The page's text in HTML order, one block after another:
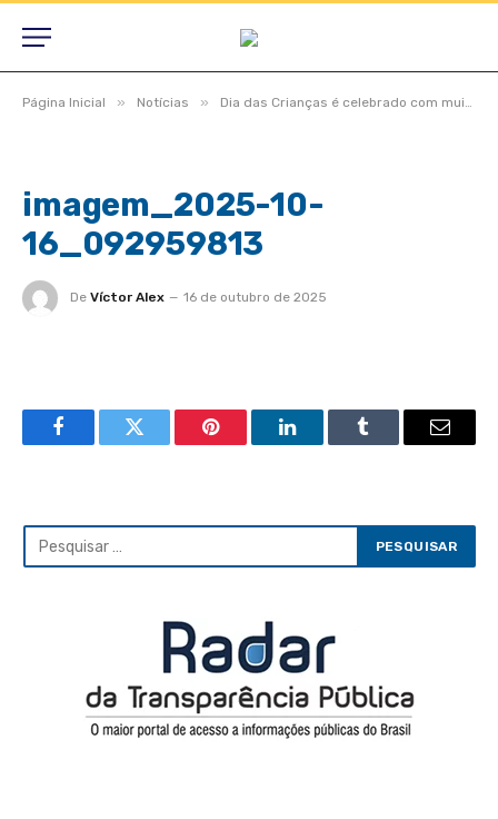
Página Inicial » Notícias » Dia das Crianças é celebrado com muita alegria em São Félix do Araguaia! 🎉
imagem_2025-10-
16_092959813
De Víctor Alex 16 de outubro de 2025
FacebookTwitter Pinterest LinkedInTumblr Email